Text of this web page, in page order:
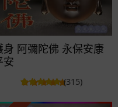
身 阿彌陀佛 永保安康
安
(315)